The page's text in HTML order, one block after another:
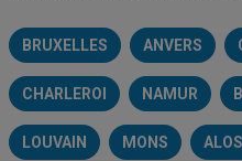
BRUXELLES ANVERS
CHARLEROI NAMUR
LOUVAIN MONS